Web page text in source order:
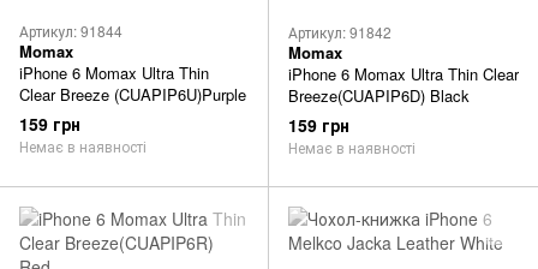
Артикул: 91844
Momax
iPhone 6 Momax Ultra Thin
Clear Breeze (CUAPIP6U)Purple
159 грн
Немає в наявності
Артикул: 91842
Momax
iPhone 6 Momax Ultra Thin Clear
Breeze(CUAPIP6D) Black
159 грн
Немає в наявності